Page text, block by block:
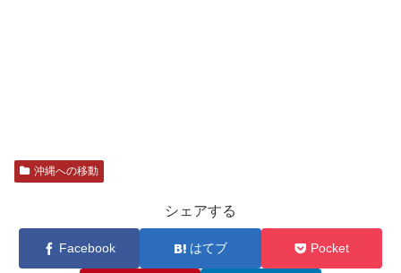
沖縄への移動
シェアする
Facebook はてブ Pocket